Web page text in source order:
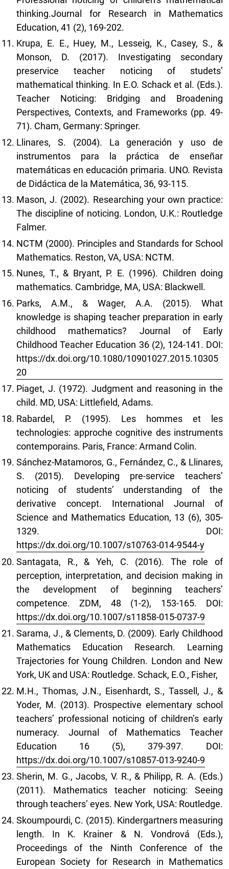
thinking.Journal for Research in Mathematics
Education, 41 (2), 169-202.
Krupa, E. E., Huey, M., Lesseig, K., Casey, S., &
Monson, D. (2017). Investigating secondary
preservice teacher noticing of studets’
mathematical thinking. In E.O. Schack et al. (Eds.).
Teacher Noticing: Bridging and Broadening
Perspectives, Contexts, and Frameworks (pp. 49-
71). Cham, Germany: Springer.
Llinares, S. (2004). La generación y uso de
instrumentos para la práctica de enseñar
matemáticas en educación primaria. UNO. Revista
de Didáctica de la Matemática, 36, 93-115.
Mason, J. (2002). Researching your own practice:
The discipline of noticing. London, U.K.: Routledge
Falmer.
NCTM (2000). Principles and Standards for School
Mathematics. Reston, VA, USA: NCTM.
Nunes, T., & Bryant, P. E. (1996). Children doing
mathematics. Cambridge, MA, USA: Blackwell.
Parks, A.M., & Wager, A.A. (2015). What
knowledge is shaping teacher preparation in early
childhood mathematics? Journal of Early
Childhood Teacher Education 36 (2), 124-141. DOI:
https://dx.doi.org/10.1080/10901027.2015.10305
20
Piaget, J. (1972). Judgment and reasoning in the
child. MD, USA: Littlefield, Adams.
Rabardel, P. (1995). Les hommes et les
technologies: approche cognitive des instruments
contemporains. Paris, France: Armand Colin.
Sánchez-Matamoros, G., Fernández, C., & Llinares,
S. (2015). Developing pre-service teachers’
noticing of students’ understanding of the
derivative concept. International Journal of
Science and Mathematics Education, 13 (6), 305-
1329. DOI:
https://dx.doi.org/10.1007/s10763-014-9544-y
Santagata, R., & Yeh, C. (2016). The role of
perception, interpretation, and decision making in
the development of beginning teachers’
competence. ZDM, 48 (1-2), 153-165. DOI:
https://dx.doi.org/10.1007/s11858-015-0737-9
Sarama, J., & Clements, D. (2009). Early Childhood
Mathematics Education Research. Learning
Trajectories for Young Children. London and New
York, UK and USA: Routledge. Schack, E.O., Fisher,
M.H., Thomas, J.N., Eisenhardt, S., Tassell, J., &
Yoder, M. (2013). Prospective elementary school
teachers’ professional noticing of children’s early
numeracy. Journal of Mathematics Teacher
Education 16 (5), 379-397. DOI:
https://dx.doi.org/10.1007/s10857-013-9240-9
Sherin, M. G., Jacobs, V. R., & Philipp, R. A. (Eds.)
(2011). Mathematics teacher noticing: Seeing
through teachers’ eyes. New York, USA: Routledge.
Skoumpourdi, C. (2015). Kindergartners measuring
length. In K. Krainer & N. Vondrová (Eds.),
Proceedings of the Ninth Conference of the
European Society for Research in Mathematics